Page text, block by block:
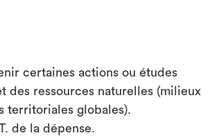
certaines actions ou études
des ressources naturelles (milieux
territoriales globales).
de la dépense.